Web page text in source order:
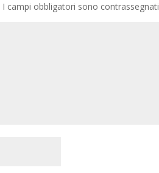
I campi obbligatori sono contrassegnati